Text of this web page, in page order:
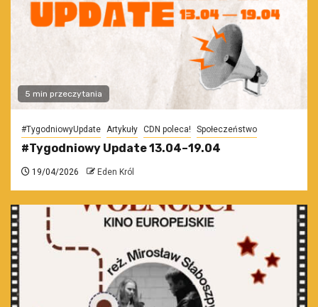
5 min przeczytania
#TygodniowyUpdate Artykuły CDN poleca! Społeczeństwo
#Tygodniowy Update 13.04–19.04
19/04/2026 Eden Król